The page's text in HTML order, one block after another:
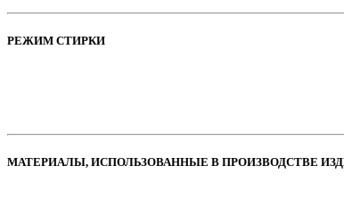
РЕЖИМ СТИРКИ
МАТЕРИАЛЫ, ИСПОЛЬЗОВАННЫЕ В ПРОИЗВОДСТВЕ